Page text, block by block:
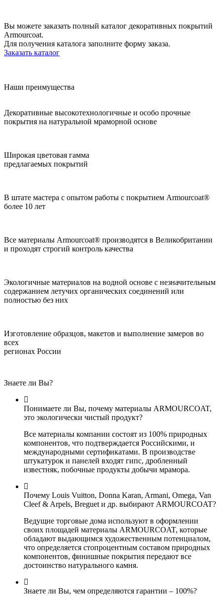
Вы можете заказать полный каталог декоративных покрытий
Armourcoat.
Для получения каталога заполните форму заказа.
Заказать каталог
Наши преимущества
Декоративные высокотехнологичные и особо прочные
покрытия на натуральной мраморной основе
Широкая цветовая гамма
предлагаемых покрытий
В штате мастера с опытом работы с покрытием Armourcoat®
более 10 лет
Все материалы Armourcoat® производятся в Великобритании
и проходят строгий контроль качества
Экологичные материалов на водной основе с незначительным
содержанием летучих органических соединений или
полностью без них
Изготовление образцов, макетов и выполнение замеров во
всех
регионах России
Знаете ли Вы?
Понимаете ли Вы, почему материалы ARMOURCOAT,
это экологически чистый продукт?
Все материалы компании состоят из 100% природных
компонентов, что подтверждается Российскими, и
международными сертификатами. В производстве
штукатурок и панелей входят гипс, дробленный
известняк, побочные продукты добычи мрамора.
Почему Louis Vuitton, Donna Karan, Armani, Omega, Van
Cleef & Arpels, Breguet и др. выбирают ARMOURCOAT?
Ведущие торговые дома используют в оформлении
своих площадей материалы ARMOURCOAT, которые
обладают выдающимся художественным потенциалом,
что определяется стопроцентным составом природных
компонентов, финишные покрытия передают все
достоинство натурального камня.
Знаете ли Вы, чем определяются гарантии – 100%?